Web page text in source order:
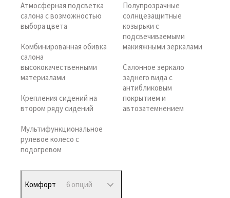
Атмосферная подсветка
салона с возможностью
выбора цвета
Комбинированная обивка
салона
высококачественными
материалами
Крепления сидений на
втором ряду сидений
Мультифункциональное
рулевое колесо с
подогревом
Полупрозрачные
солнцезащитные
козырьки с
подсвечиваемыми
макияжными зеркалами
Салонное зеркало
заднего вида с
антибликовым
покрытием и
автозатемнением
Комфорт 6 опций